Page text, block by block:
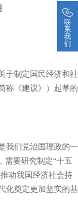
制定国民经济和社
称《建议》）起草的
们党治国理政的一
需要研究制定“十五
动我国经济社会持
化奠定更加坚实的基
联
系
我
们